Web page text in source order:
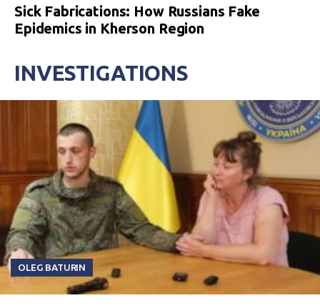
Sick Fabrications: How Russians Fake
Epidemics in Kherson Region
INVESTIGATIONS
OLEG BATURIN